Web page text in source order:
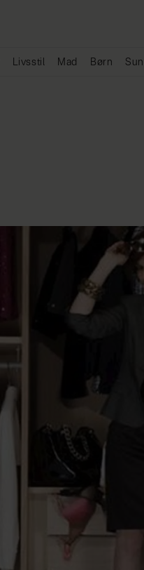
Livsstil Mad Børn